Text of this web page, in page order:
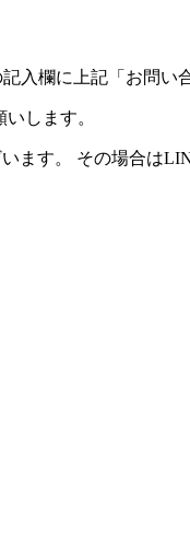
記入欄に上記「お問い
します。
ます。 その場合は